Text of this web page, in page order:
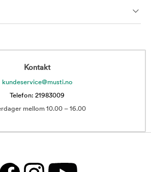
Kontakt
kundeservice@musti.no
Telefon: 21983009
mellom 10.00 – 16.00